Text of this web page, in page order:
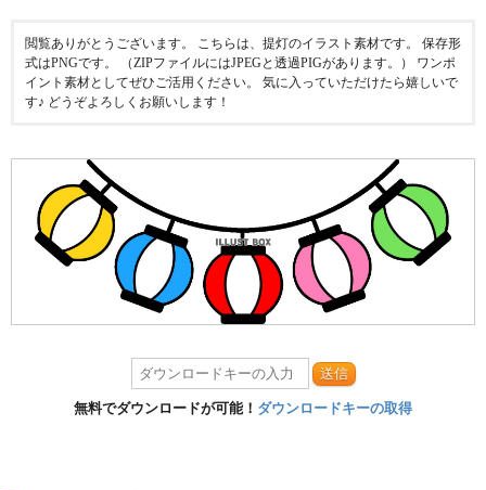
閲覧ありがとうございます。 こちらは、提灯のイラスト素材です。 保存形
式はPNGです。 （ZIPファイルにはJPEGと透過PIGがあります。） ワンポ
イント素材としてぜひご活用ください。 気に入っていただけたら嬉しいで
す♪ どうぞよろしくお願いします！
送信
無料でダウンロードが可能！ ダウンロードキーの取得